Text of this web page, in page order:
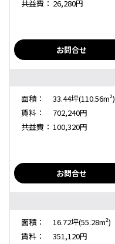
共益費： 26,280円
お問合せ
面積：
33.44坪(110.56m²)
賃料：
702,240円
共益費： 100,320円
お問合せ
面積：
16.72坪(55.28m²)
賃料：
351,120円